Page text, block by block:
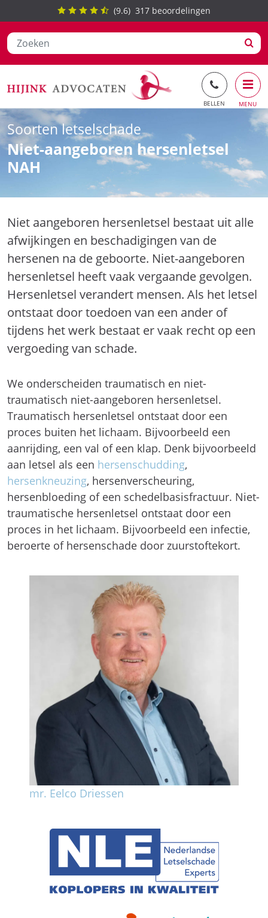
Ga
naar
de
inhoud
(9.6) 317 beoordelingen
Soorten letselschade
Niet-aangeboren hersenletsel
NAH
Niet aangeboren hersenletsel bestaat uit alle
afwijkingen en beschadigingen van de
hersenen na de geboorte. Niet-aangeboren
hersenletsel heeft vaak vergaande gevolgen.
Hersenletsel verandert mensen. Als het letsel
ontstaat door toedoen van een ander of
tijdens het werk bestaat er vaak recht op een
vergoeding van schade.
We onderscheiden traumatisch en niet-
traumatisch niet-aangeboren hersenletsel.
Traumatisch hersenletsel ontstaat door een
proces buiten het lichaam. Bijvoorbeeld een
aanrijding, een val of een klap. Denk bijvoorbeeld
aan letsel als een hersenschudding,
hersenkneuzing, hersenverscheuring,
hersenbloeding of een schedelbasisfractuur. Niet-
traumatische hersenletsel ontstaat door een
proces in het lichaam. Bijvoorbeeld een infectie,
beroerte of hersenschade door zuurstoftekort.
mr. Eelco Driessen